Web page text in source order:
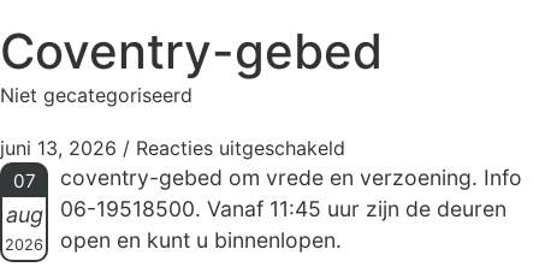
Coventry-gebed
Niet gecategoriseerd
juni 13, 2026 / Reacties uitgeschakeld
07
aug
2026
coventry-gebed om vrede en verzoening. Info
06-19518500. Vanaf 11:45 uur zijn de deuren
open en kunt u binnenlopen.